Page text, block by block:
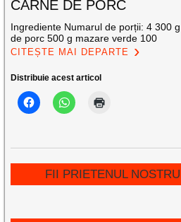
CARNE DE PORC
Ingrediente Numarul de porții: 4 300
de porc 500 g mazare verde 100
CITEȘTE MAI DEPARTE
Distribuie acest articol
FII PRIETENUL